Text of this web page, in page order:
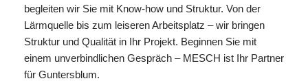
begleiten wir Sie mit Know-how und Struktur. Von der
Lärmquelle bis zum leiseren Arbeitsplatz – wir bringen
Struktur und Qualität in Ihr Projekt. Beginnen Sie mit
einem unverbindlichen Gespräch – MESCH ist Ihr Partner
für Guntersblum.